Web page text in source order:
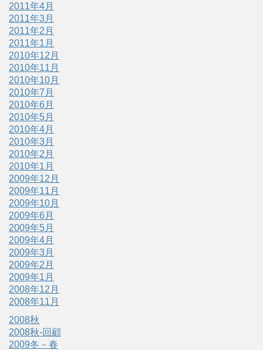
2011年4月
2011年3月
2011年2月
2011年1月
2010年12月
2010年11月
2010年10月
2010年7月
2010年6月
2010年5月
2010年4月
2010年3月
2010年2月
2010年1月
2009年12月
2009年11月
2009年10月
2009年6月
2009年5月
2009年4月
2009年3月
2009年2月
2009年1月
2008年12月
2008年11月
2008秋
2008秋-回顧
2009冬－春